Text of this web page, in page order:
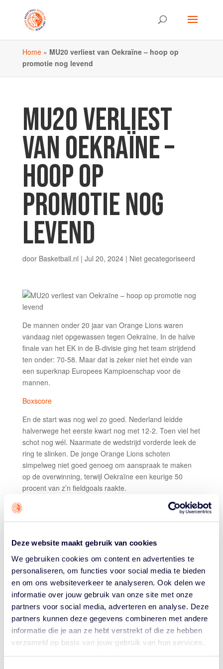
Deze website maakt gebruik van cookies
We gebruiken cookies om content en advertenties te
personaliseren, om functies voor social media te bieden
en om ons websiteverkeer te analyseren. Ook delen we
informatie over jouw gebruik van onze site met onze
partners voor social media, adverteren en analyse. Deze
partners kunnen deze gegevens combineren met andere
informatie die je aan ze hebt verstrekt of die ze hebben
verzameld op basis van jouw gebruik van hun services.
Home» MU20 verliest van Oekraïne – hoop op
promotie nog levend
MU20 VERLIEST
VAN OEKRAÏNE –
HOOP OP
PROMOTIE NOG
LEVEND
door Basketball.nl | Jul 20, 2024| Niet gecategoriseerd
De mannen onder 20 jaar van Orange Lions waren
vandaag niet opgewassen tegen Oekraïne. In de halve
finale van het EK in de B-divisie ging het team strijdend
ten onder: 70-58. Maar dat is zeker niet het einde van
een superknap Europees Kampioenschap voor de
mannen.
Boxscore
En de start was nog wel zo goed. Nederland leidde
halverwege het eerste kwart nog met 12-2. Toen viel het
schot nog wél. Naarmate de wedstrijd vorderde leek de
ring te slinken. De jonge Orange Lions schoten
simpelweg niet goed genoeg om aanspraak te maken
op de overwinning, terwijl Oekraïne een keurige 50
procent van z’n fieldgoals raakte.
Timothy George (16 pts) eindigde als topscorer voor
shooting was samen met de 3/5 van Stef van Bussel de
“We gingen goed voorbereid de wedstrijd in”, aldus
guard Ryan van Eyck. “We kwamen goed uit de
startblokken, hadden veel energie en kwamen tien
punten voor. Maar we wisten dat deze gasten altijd terug
zouden vechten.” Dat gebeurde: bij rust leidden de
Oekraïners met één punt.
"NIEMAND WIL HET ZO GRAAG ALS WIJ"